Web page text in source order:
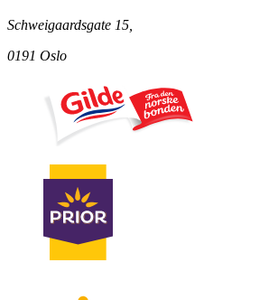
Schweigaardsgate 15,
0191 Oslo